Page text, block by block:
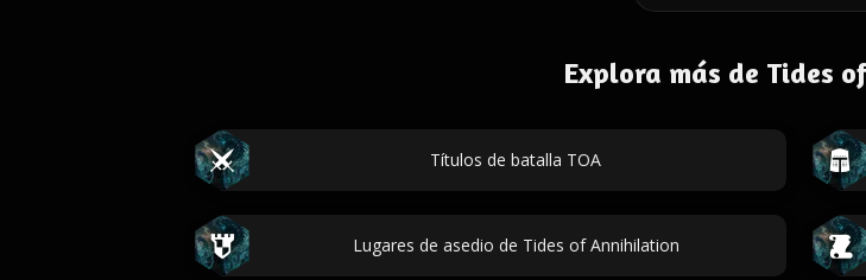
Explora más de Tides
Títulos de batalla TOA
Lugares de asedio de Tides of Annihilation